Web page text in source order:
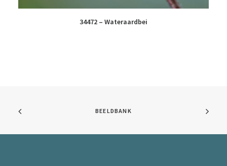
34472 – Wateraardbei
BEELDBANK